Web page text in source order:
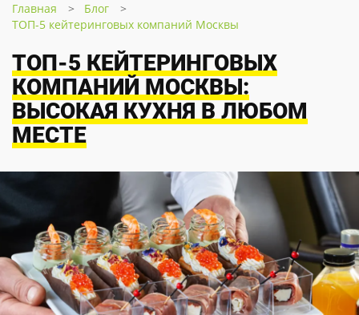
Главная
Блог
ТОП-5 кейтеринговых компаний Москвы
ТОП-5 КЕЙТЕРИНГОВЫХ
КОМПАНИЙ МОСКВЫ:
ВЫСОКАЯ КУХНЯ В ЛЮБОМ
МЕСТЕ